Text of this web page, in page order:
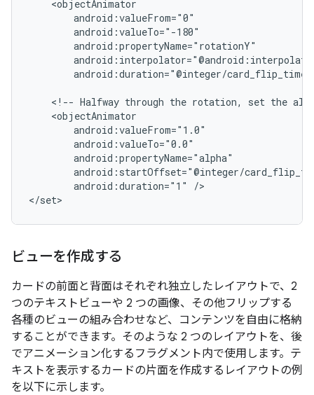
android:duration="@integer/
<!-- Halfway through the rotation, set the
android:duration="1"
/>
ビューを作成する
カードの前面と背面はそれぞれ独立したレイアウトで、2
つのテキストビューや 2 つの画像、その他フリップする
各種のビューの組み合わせなど、コンテンツを自由に格納
することができます。そのような 2 つのレイアウトを、後
でアニメーション化するフラグメント内で使用します。テ
キストを表示するカードの片面を作成するレイアウトの例
を以下に示します。